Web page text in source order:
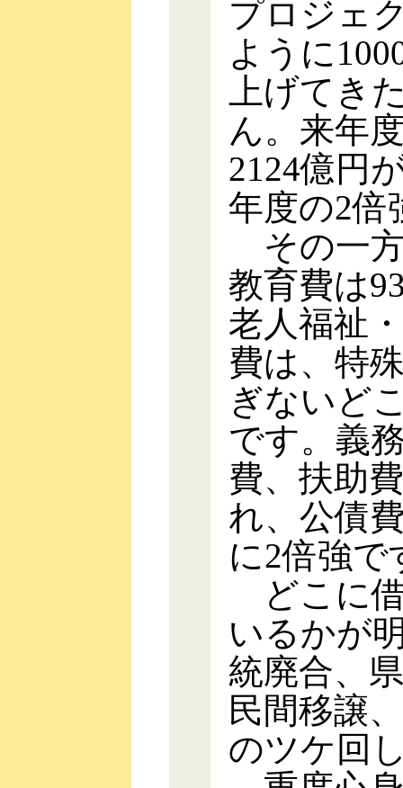
プロジェ
ように
上げてき
ん。来年
2124億円
年度の2倍
その一
教育費は
老人福祉
費は、特
ぎないど
です。義
費、扶助
れ、公債
に2倍強で
どこに
いるかが
統廃合、
民間移譲
のツケ回